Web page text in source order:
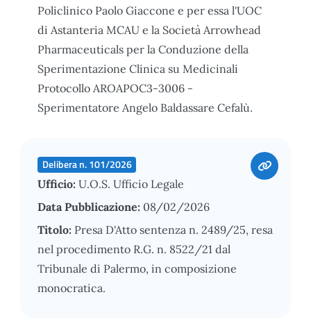
Policlinico Paolo Giaccone e per essa l'UOC
di Astanteria MCAU e la Società Arrowhead
Pharmaceuticals per la Conduzione della
Sperimentazione Clinica su Medicinali
Protocollo AROAPOC3-3006 -
Sperimentatore Angelo Baldassare Cefalù.
Delibera n. 101/2026
Ufficio: U.O.S. Ufficio Legale
Data Pubblicazione: 08/02/2026
Titolo: Presa D'Atto sentenza n. 2489/25, resa
nel procedimento R.G. n. 8522/21 dal
Tribunale di Palermo, in composizione
monocratica.